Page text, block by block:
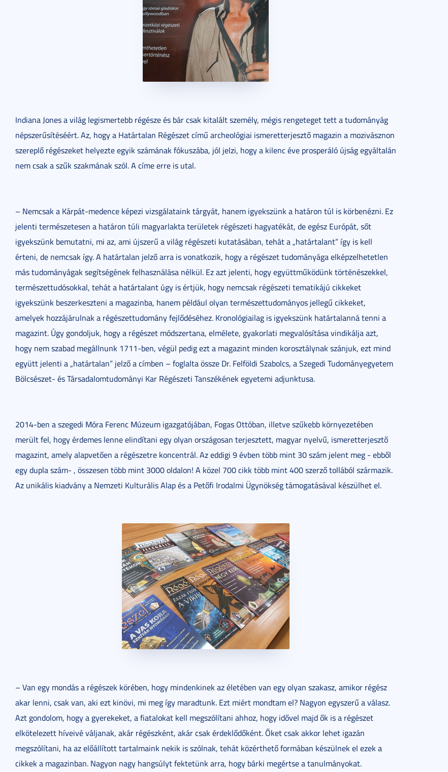
Indiana Jones a világ legismertebb régésze és bár csak kitalált személy, mégis rengeteget tett a tudományág
népszerűsítéséért. Az, hogy a Határtalan Régészet című archeológiai ismeretterjesztő magazin a mozivásznon
szereplő régészeket helyezte egyik számának fókuszába, jól jelzi, hogy a kilenc éve prosperáló újság egyáltalán
nem csak a szűk szakmának szól. A címe erre is utal.
– Nemcsak a Kárpát-medence képezi vizsgálataink tárgyát, hanem igyekszünk a határon túl is körbenézni. Ez
jelenti természetesen a határon túli magyarlakta területek régészeti hagyatékát, de egész Európát, sőt
igyekszünk bemutatni, mi az, ami újszerű a világ régészeti kutatásában, tehát a „határtalant” így is kell
érteni, de nemcsak így. A határtalan jelző arra is vonatkozik, hogy a régészet tudományága elképzelhetetlen
más tudományágak segítségének felhasználása nélkül. Ez azt jelenti, hogy együttműködünk történészekkel,
természettudósokkal, tehát a határtalant úgy is értjük, hogy nemcsak régészeti tematikájú cikkeket
igyekszünk beszerkeszteni a magazinba, hanem például olyan természettudományos jellegű cikkeket,
amelyek hozzájárulnak a régészettudomány fejlődéséhez. Kronológiailag is igyekszünk határtalanná tenni a
magazint. Úgy gondoljuk, hogy a régészet módszertana, elmélete, gyakorlati megvalósítása vindikálja azt,
hogy nem szabad megállnunk 1711-ben, végül pedig ezt a magazint minden korosztálynak szánjuk, ezt mind
együtt jelenti a „határtalan” jelző a címben – foglalta össze Dr. Felföldi Szabolcs, a Szegedi Tudományegyetem
Bölcsészet- és Társadalomtudományi Kar Régészeti Tanszékének egyetemi adjunktusa.
2014-ben a szegedi Móra Ferenc Múzeum igazgatójában, Fogas Ottóban, illetve szűkebb környezetében
merült fel, hogy érdemes lenne elindítani egy olyan országosan terjesztett, magyar nyelvű, ismeretterjesztő
magazint, amely alapvetően a régészetre koncentrál. Az eddigi 9 évben több mint 30 szám jelent meg - ebből
egy dupla szám- , összesen több mint 3000 oldalon! A közel 700 cikk több mint 400 szerző tollából származik.
Az unikális kiadvány a Nemzeti Kulturális Alap és a Petőfi Irodalmi Ügynökség támogatásával készülhet el.
– Van egy mondás a régészek körében, hogy mindenkinek az életében van egy olyan szakasz, amikor régész
akar lenni, csak van, aki ezt kinövi, mi meg így maradtunk. Ezt miért mondtam el? Nagyon egyszerű a válasz.
Azt gondolom, hogy a gyerekeket, a fiatalokat kell megszólítani ahhoz, hogy idővel majd ők is a régészet
elkötelezett híveivé váljanak, akár régészként, akár csak érdeklődőként. Őket csak akkor lehet igazán
megszólítani, ha az előállított tartalmaink nekik is szólnak, tehát közérthető formában készülnek el ezek a
cikkek a magazinban. Nagyon nagy hangsúlyt fektetünk arra, hogy bárki megértse a tanulmányokat.